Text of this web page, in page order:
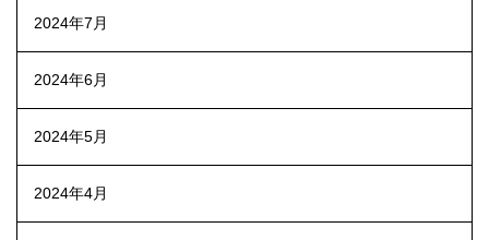
2024年7月
2024年6月
2024年5月
2024年4月